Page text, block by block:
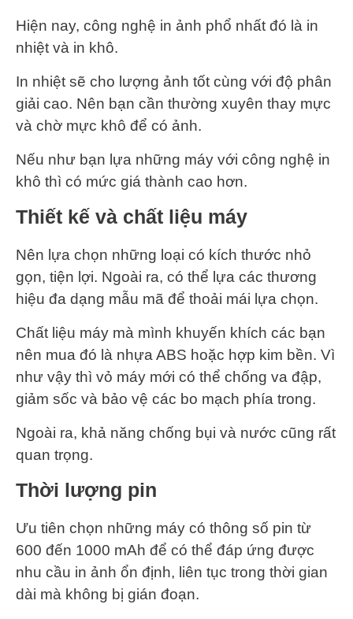
Hiện nay, công nghệ in ảnh phổ nhất đó là in
nhiệt và in khô.
In nhiệt sẽ cho lượng ảnh tốt cùng với độ phân
giải cao. Nên bạn cần thường xuyên thay mực
và chờ mực khô để có ảnh.
Nếu như bạn lựa những máy với công nghệ in
khô thì có mức giá thành cao hơn.
Thiết kế và chất liệu máy
Nên lựa chọn những loại có kích thước nhỏ
gọn, tiện lợi. Ngoài ra, có thể lựa các thương
hiệu đa dạng mẫu mã để thoải mái lựa chọn.
Chất liệu máy mà mình khuyến khích các bạn
nên mua đó là nhựa ABS hoặc hợp kim bền. Vì
như vậy thì vỏ máy mới có thể chống va đập,
giảm sốc và bảo vệ các bo mạch phía trong.
Ngoài ra, khả năng chống bụi và nước cũng rất
quan trọng.
Thời lượng pin
Ưu tiên chọn những máy có thông số pin từ
600 đến 1000 mAh để có thể đáp ứng được
nhu cầu in ảnh ổn định, liên tục trong thời gian
dài mà không bị gián đoạn.